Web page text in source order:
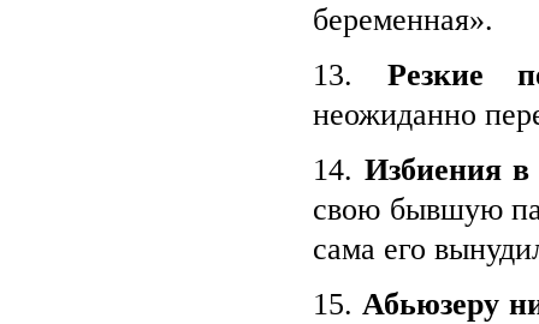
беременная».
13. Резкие
неожиданно
14. Избиения
свою бывшую
сама его
15. Абьюзеру